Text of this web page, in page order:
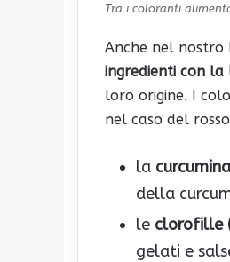
Tra i coloranti
Anche nel nostro
ingredienti con la
loro origine. I
nel caso del
la curcumina
della
le clorofille
gelati e